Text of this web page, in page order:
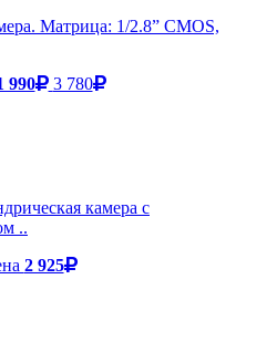
Матрица: 1/2.8” CMOS,
990 3 780
камера с
..
2 925